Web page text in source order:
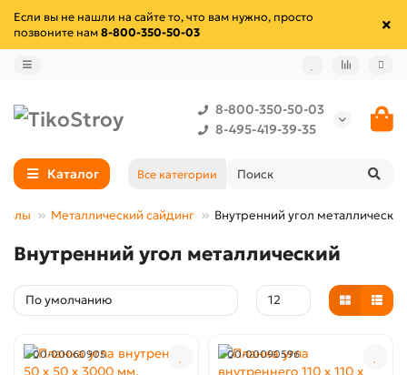
Если вы не нашли на сайте то, что вам нужно, просто
позвоните нам 8-800-350-50-03
8-800-350-50-03
8-495-419-39-35
Каталог Все категории
Металлический сайдинг Внутренний угол металлический
Внутренний угол металлический
00-00060905 00-00090596